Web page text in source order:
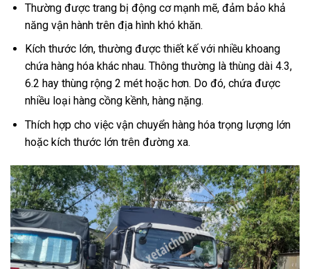
Thường được trang bị động cơ mạnh mẽ, đảm bảo khả
năng vận hành trên địa hình khó khăn.
Kích thước lớn, thường được thiết kế với nhiều khoang
chứa hàng hóa khác nhau. Thông thường là thùng dài 4.3,
6.2 hay thùng rộng 2 mét hoặc hơn. Do đó, chứa được
nhiều loại hàng cồng kềnh, hàng nặng.
Thích hợp cho việc vận chuyển hàng hóa trọng lượng lớn
hoặc kích thước lớn trên đường xa.